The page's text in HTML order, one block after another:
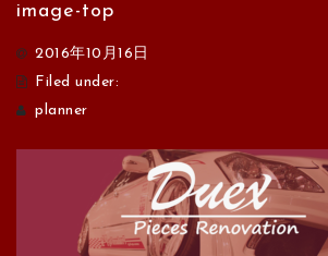
image-top
2016年10月16日
Filed under:
planner